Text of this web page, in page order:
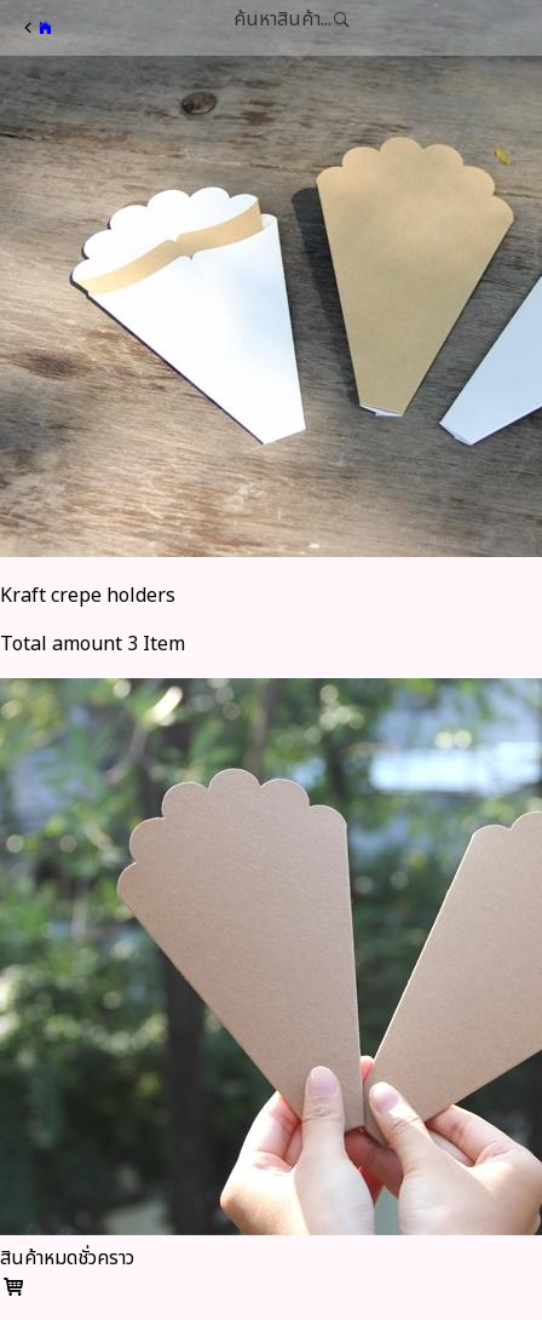
ค้นหาสินค้า...
Kraft crepe holders
Total amount 3 Item
สินค้าหมดชั่วคราว